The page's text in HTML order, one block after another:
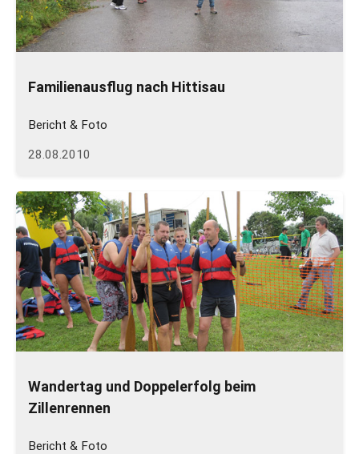
Familienausflug nach Hittisau
Bericht & Foto
28.08.2010
Wandertag und Doppelerfolg beim
Zillenrennen
Bericht & Foto